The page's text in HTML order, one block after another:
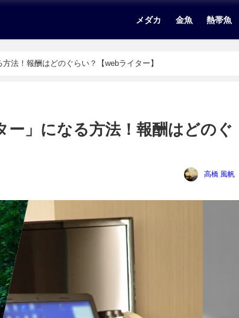
メダカ 金魚 熱帯魚
法！報酬はどのぐらい？【webライター】
ー」になる方法！報酬はどのぐ
高橋 風帆